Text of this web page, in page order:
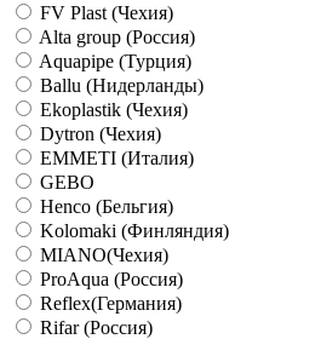
FV Plast (Чехия)
Alta group (Россия)
Aquapipe (Турция)
Ballu (Нидерланды)
Ekoplastik (Чехия)
Dytron (Чехия)
EMMETI (Италия)
GEBO
Henco (Бельгия)
Kolomaki (Финляндия)
MIANO(Чехия)
ProAqua (Россия)
Reflex(Германия)
Rifar (Россия)